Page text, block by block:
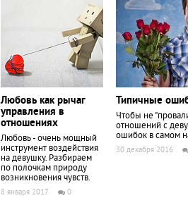
Любовь как рычаг
управления в
отношениях
Любовь - очень мощный
инструмент воздействия
на девушку. Разбираем
по полочкам природу
возникновения чувств.
8 января 2017 0
Типичные
Чтобы не
отношений с
ошибок в самом
30 декабря 2016